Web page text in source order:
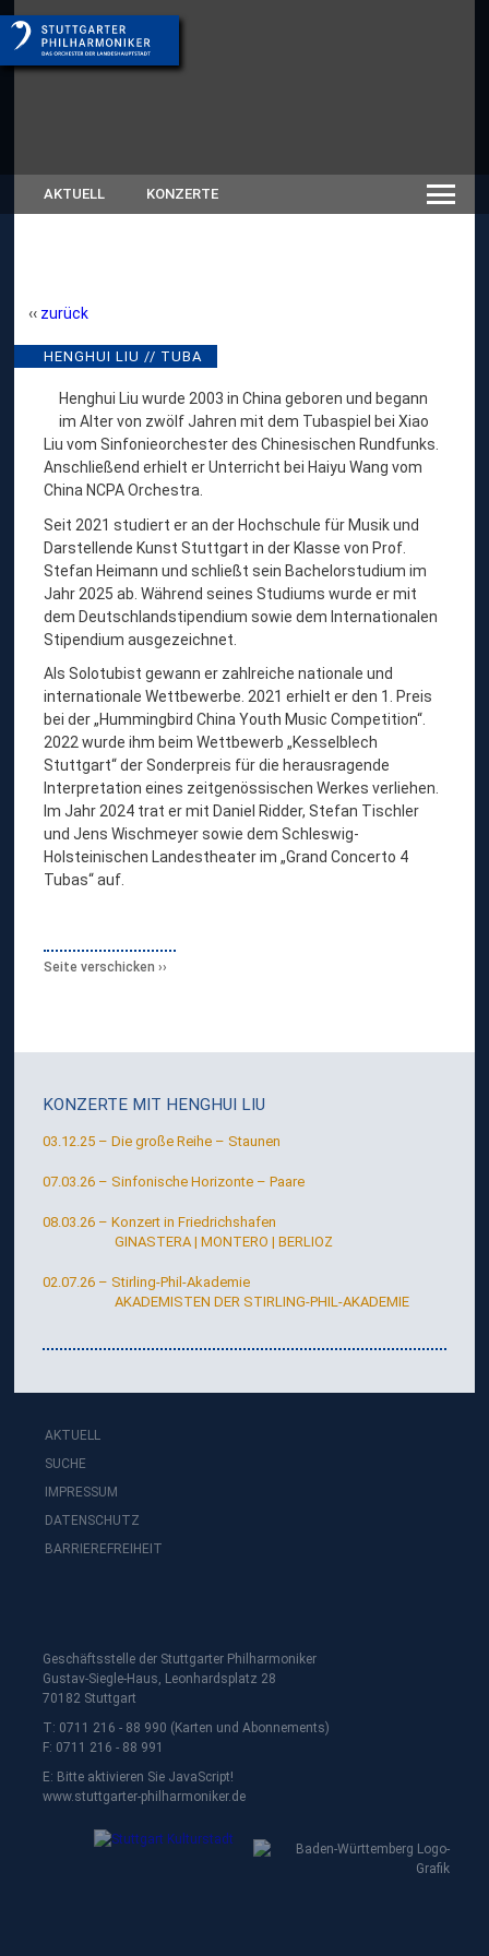
AKTUELL KONZERTE
zurück
HENGHUI LIU // TUBA
Henghui Liu wurde 2003 in China geboren und begann
im Alter von zwölf Jahren mit dem Tubaspiel bei Xiao
Liu vom Sinfonieorchester des Chinesischen Rundfunks.
Anschließend erhielt er Unterricht bei Haiyu Wang vom
China NCPA Orchestra.
Seit 2021 studiert er an der Hochschule für Musik und
Darstellende Kunst Stuttgart in der Klasse von Prof.
Stefan Heimann und schließt sein Bachelorstudium im
Jahr 2025 ab. Während seines Studiums wurde er mit
dem Deutschlandstipendium sowie dem Internationalen
Stipendium ausgezeichnet.
Als Solotubist gewann er zahlreiche nationale und
internationale Wettbewerbe. 2021 erhielt er den 1. Preis
bei der „Hummingbird China Youth Music Competition“.
2022 wurde ihm beim Wettbewerb „Kesselblech
Stuttgart“ der Sonderpreis für die herausragende
Interpretation eines zeitgenössischen Werkes verliehen.
Im Jahr 2024 trat er mit Daniel Ridder, Stefan Tischler
und Jens Wischmeyer sowie dem Schleswig-
Holsteinischen Landestheater im „Grand Concerto 4
Tubas“ auf.
KONZERTE MIT HENGHUI LIU
03.12.25 – Die große Reihe – Staunen
07.03.26 – Sinfonische Horizonte – Paare
08.03.26 – Konzert in Friedrichshafen
GINASTERA | MONTERO | BERLIOZ
02.07.26 – Stirling-Phil-Akademie
AKADEMISTEN DER STIRLING-PHIL-AKADEMIE
Seite verschicken
AKTUELL
SUCHE
IMPRESSUM
DATENSCHUTZ
BARRIEREFREIHEIT
Geschäftsstelle der Stuttgarter Philharmoniker
Gustav-Siegle-Haus, Leonhardsplatz 28
70182 Stuttgart
T: 0711 216 - 88 990 (Karten und Abonnements)
F: 0711 216 - 88 991
E: Bitte aktivieren Sie JavaScript!
www.stuttgarter-philharmoniker.de